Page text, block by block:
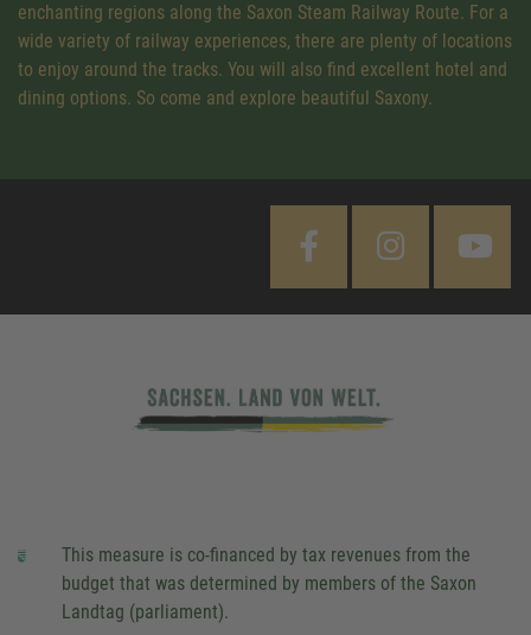
enchanting regions along the Saxon Steam Railway Route. For a
wide variety of railway experiences, there are plenty of locations
to enjoy around the tracks. You will also find excellent hotel and
dining options. So come and explore beautiful Saxony.
This measure is co-financed by tax revenues from the
budget that was determined by members of the Saxon
Landtag (parliament).